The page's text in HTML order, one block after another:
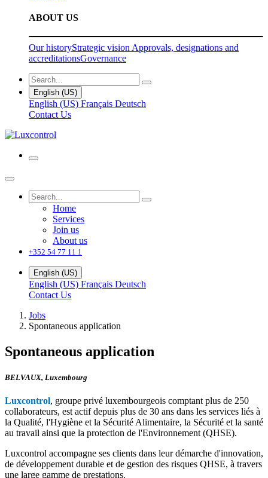
ABOUT US
Our historyStrategic vision Approvals, designations and
accreditationsGovernance
English (US)
English (US) Français Deutsch
Contact Us
Home
Services
Join us
About us
+352 54 77 11 1
English (US)
English (US) Français Deutsch
Contact Us
Jobs
Spontaneous application
Spontaneous application
BELVAUX, Luxembourg
Luxcontrol, groupe privé luxembourgeois comptant plus de 250
collaborateurs, est actif depuis plus de 30 ans dans les services liés à
la Qualité, l'Hygiène et la Sécurité Alimentaire, la Sécurité et la santé
au travail ainsi que la protection de l'Environnement (QHSE).
Luxcontrol accompagne ses clients dans leur démarche d'innovation,
de développement durable et de gestion des risques QHSE, à travers
une large gamme de prestations.